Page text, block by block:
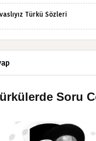
Türkü Sözleri
Soru